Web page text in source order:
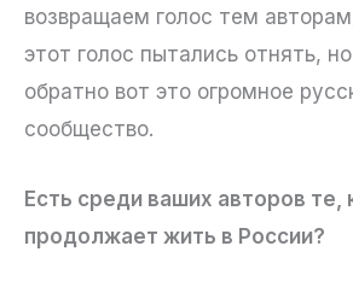
возвращаем голос тем
этот голос пытались отнять,
обратно вот это огромное
сообщество.
Есть среди ваших авторов те,
продолжает жить в России?